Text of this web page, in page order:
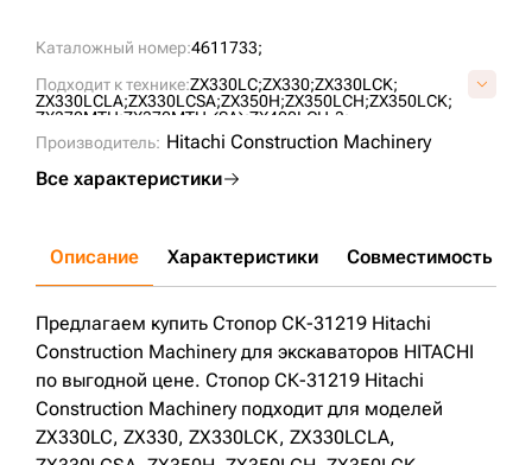
Каталожный номер:4611733;
Подходит к технике:ZX330LC;ZX330;ZX330LCK;
ZX330LCLA;ZX330LCSA;ZX350H;ZX350LCH;ZX350LCK;
ZX370MTH;ZX370MTH-(SA);ZX400LCH-3;
Производитель: Hitachi Construction Machinery
Все характеристики
Описание Характеристики Совместимость
Предлагаем купить Стопор СК-31219 Hitachi
Construction Machinery для экскаваторов HITACHI
по выгодной цене. Стопор СК-31219 Hitachi
Construction Machinery подходит для моделей
ZX330LC, ZX330, ZX330LCK, ZX330LCLA,